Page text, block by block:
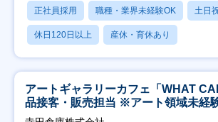
正社員採用 職種・業界未経験OK 土日
休日120日以上 産休・育休あり
アートギャラリーカフェ「WHAT
品接客・販売担当 ※アート領域未経